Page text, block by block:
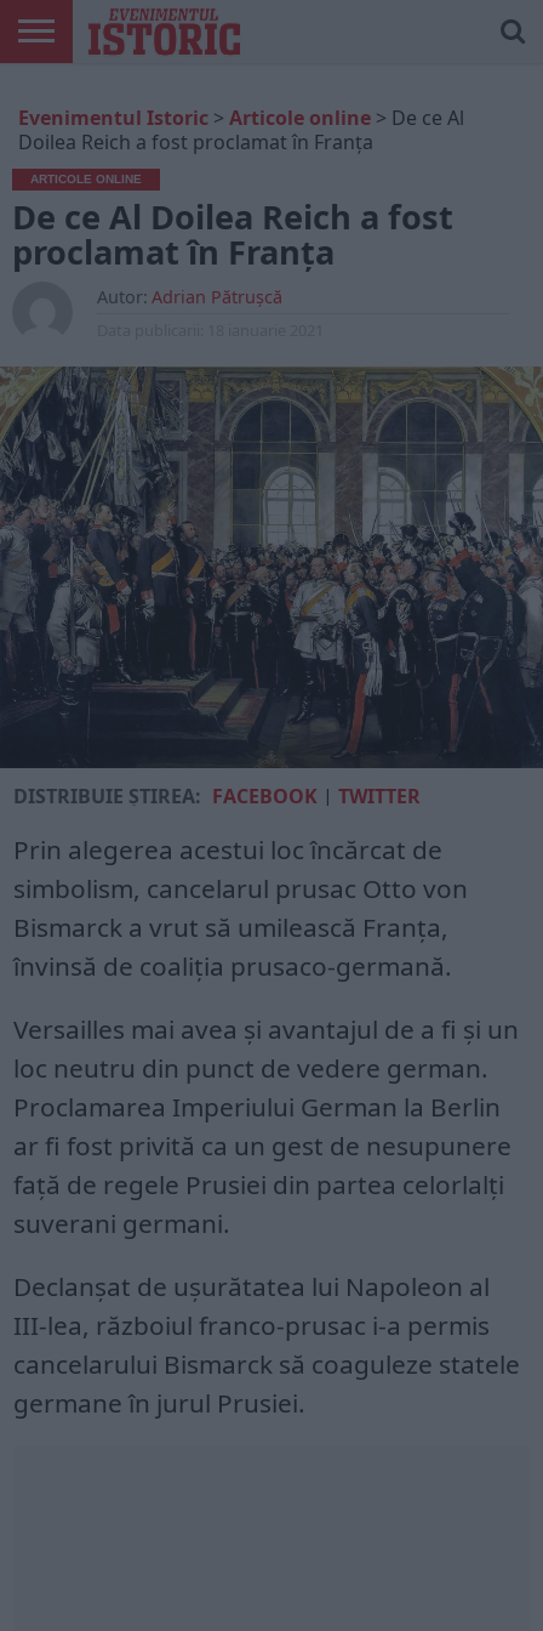
ONLINE
EDIȚII
TIPĂRITE
ISTORIC
PLAY
CONTUL
MEU
Evenimentul Istoric > Articole online > De ce Al
Doilea Reich a fost proclamat în Franța
ARTICOLE ONLINE
De ce Al Doilea Reich a fost
proclamat în Franța
Autor: Adrian Pătrușcă
DISTRIBUIE ȘTIREA: FACEBOOK |TWITTER
Prin alegerea acestui loc încărcat de
simbolism, cancelarul prusac Otto von
Bismarck a vrut să umilească Franța,
învinsă de coaliția prusaco-germană.
Versailles mai avea și avantajul de a fi și un
loc neutru din punct de vedere german.
Proclamarea Imperiului German la Berlin
ar fi fost privită ca un gest de nesupunere
față de regele Prusiei din partea celorlalți
suverani germani.
Declanșat de ușurătatea lui Napoleon al
III-lea, războiul franco-prusac i-a permis
cancelarului Bismarck să coaguleze statele
germane în jurul Prusiei.